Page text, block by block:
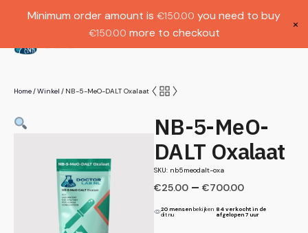
€1000.
Home/Winkel / NB-5-MeO-DALT Oxalaat
NB-5-MeO-
DALT Oxalaat
SKU: nb5meodalt-oxa
€25.00 – €700.00
20 mensen bekijken
dit nu
84 verkocht in de
afgelopen 7 uur
Minimum order amount is €150.00 you need to buy
€150.00 more to checkout
×